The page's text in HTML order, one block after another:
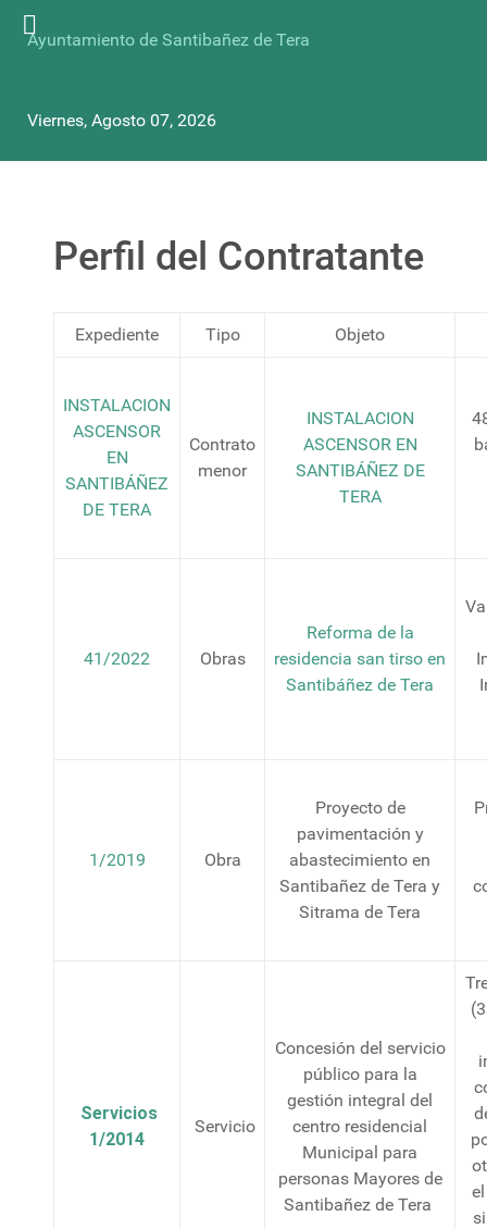
Ayuntamiento de Santibañez de Tera
Viernes, Agosto 07, 2026
Perfil del Contratante
Expediente Tipo Objeto
INSTALACION
ASCENSOR
EN
SANTIBÁÑEZ
DE TERA
Contrato
menor
INSTALACION
ASCENSOR EN
SANTIBÁÑEZ DE
TERA
41/2022 Obras
Reforma de la
residencia san tirso en
Santibáñez de Tera
1/2019 Obra
Proyecto de
pavimentación y
abastecimiento en
Santibañez de Tera y
Sitrama de Tera
Servicios
1/2014
Servicio
Concesión del servicio
público para la
gestión integral del
centro residencial
Municipal para
personas Mayores de
Santibañez de Tera